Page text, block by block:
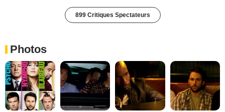
899 Critiques Spectateurs
Photos